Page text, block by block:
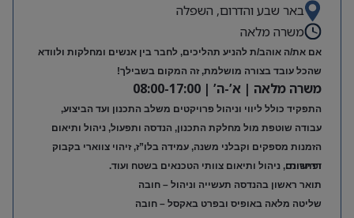
באר שבע והדרום, השפלה
משרה מלאה
אם את/ה אוהב/ת להניע תהליכים, לחבר בין אנשים ומחלקות ולוודא
שהכל עובד בצורה מושלמת, זה המקום בשבילך!
משרה מלאה | א’-ה’ | 08:00-17:00
התפקיד כולל ליווי וניהול פרויקטים משלב התכנון ועד הביצוע,
עבודה שוטפת מול מחלקת התכנון, הנדסה ותפעול, ניהול ותיאום
הזמנות מספקים וקבלני משנה, עמידה בלו”ז, זיהוי צווארי בקבוק
ופתרונם, ניהול ותיאום צוותי הטכנאים בשטח ועוד.
דרישות:
תואר ראשון בהנדסה תעשייה וניהול – חובה
שליטה מלאה באופיס ובפרט באקסל – חובה